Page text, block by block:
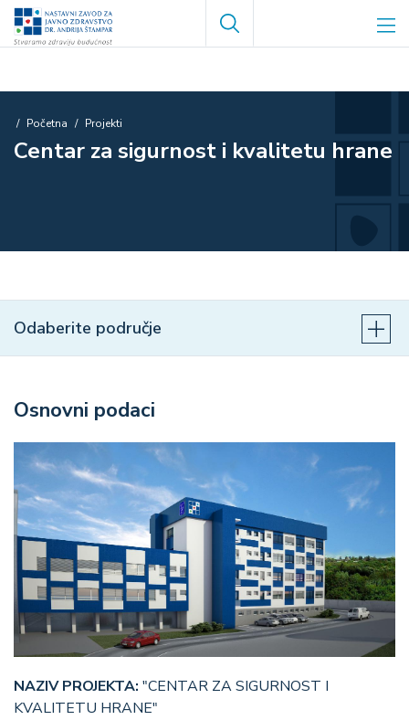
Skoči
Search
Breadcrumb
Početna Projekti
Centar za sigurnost i kvalitetu hrane
Odaberite područje
Osnovni podaci
NAZIV PROJEKTA: "CENTAR ZA SIGURNOST I
KVALITETU HRANE"